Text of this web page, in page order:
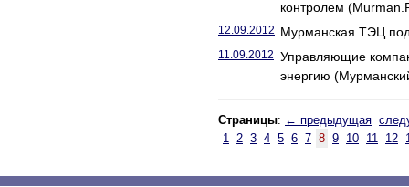
контролем
12.09.2012 Мурманская ТЭЦ
11.09.2012 Управляющие
энергию
Страницы: ← предыдущая
1 2 3 4 5 6 7 8 9 10 11 12